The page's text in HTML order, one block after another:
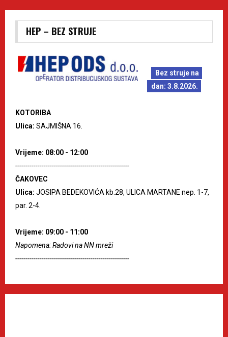
HEP – BEZ STRUJE
Bez struje na
dan: 3.8.2026.
KOTORIBA
Ulica: SAJMIŠNA 16.
Vrijeme: 08:00 - 12:00
--------------------------------------------------------
ČAKOVEC
Ulica: JOSIPA BEDEKOVIĆA kb.28, ULICA MARTANE nep. 1-7,
par. 2-4.
Vrijeme: 09:00 - 11:00
Napomena: Radovi na NN mreži
--------------------------------------------------------